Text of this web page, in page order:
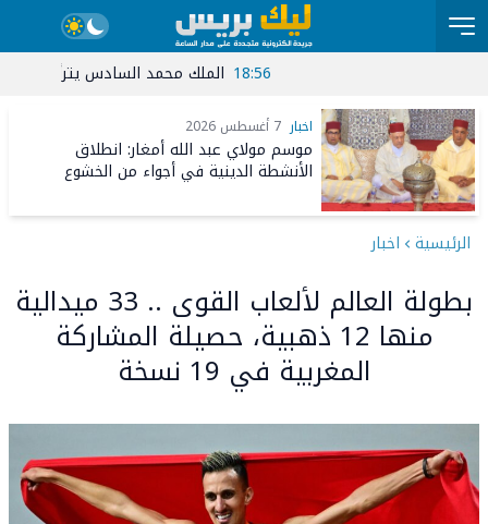
الملك محمد السادس يترأس حفل أداء
اخبار 7 أغسطس 2026
موسم مولاي عبد الله أمغار: انطلاق
الأنشطة الدينية في أجواء من الخشوع
الرئيسية اخبار
بطولة العالم لألعاب القوى .. 33 ميدالية
منها 12 ذهبية، حصيلة المشاركة
المغربية في 19 نسخة